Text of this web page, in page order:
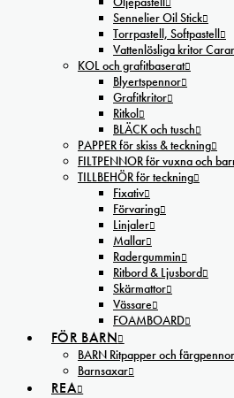
Sennelier Oil Stick
Torrpastell, Softpastell
Vattenlösliga kritor
KOL och grafitbaserat
Blyertspennor
Grafitkritor
Ritkol
BLÄCK och tusch
PAPPER för skiss & teckning
FILTPENNOR för vuxna och
TILLBEHÖR för teckning
Fixativ
Förvaring
Linjaler
Mallar
Radergummin
Ritbord & Ljusbord
Skärmattor
Vässare
FOAMBOARD
FÖR BARN
BARN Ritpapper och färgpennor
Barnsaxar
REA